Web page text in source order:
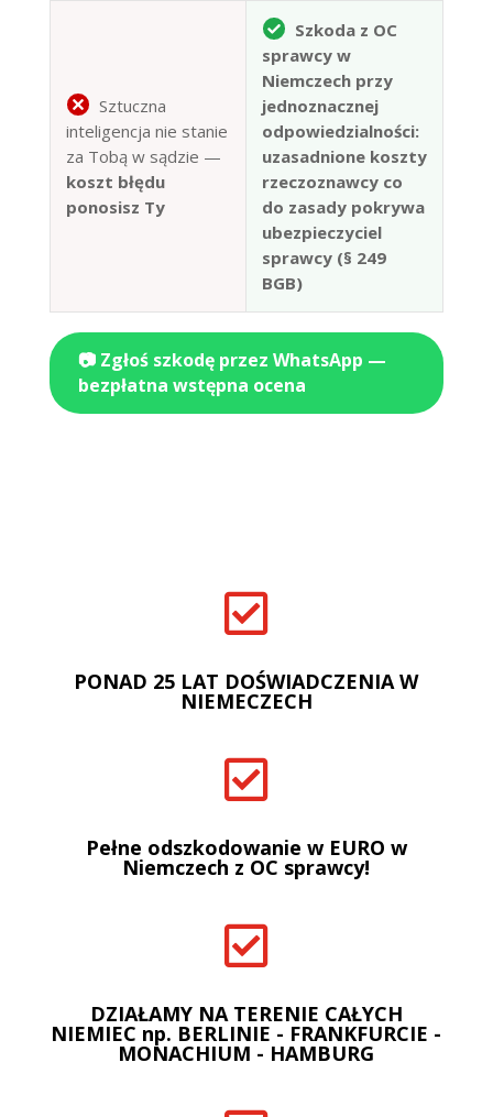
Sztuczna
inteligencja nie stanie
za Tobą w sądzie —
koszt błędu
ponosisz Ty
Szkoda z OC
sprawcy w
Niemczech przy
jednoznacznej
odpowiedzialności:
uzasadnione koszty
rzeczoznawcy co
do zasady pokrywa
ubezpieczyciel
sprawcy (§ 249
BGB)
📷 Zgłoś szkodę przez WhatsApp —
bezpłatna wstępna ocena

PONAD 25 LAT DOŚWIADCZENIA W
NIEMECZECH

Pełne odszkodowanie w EURO w
Niemczech z OC sprawcy!

DZIAŁAMY NA TERENIE CAŁYCH
NIEMIEC np. BERLINIE - FRANKFURCIE -
MONACHIUM - HAMBURG